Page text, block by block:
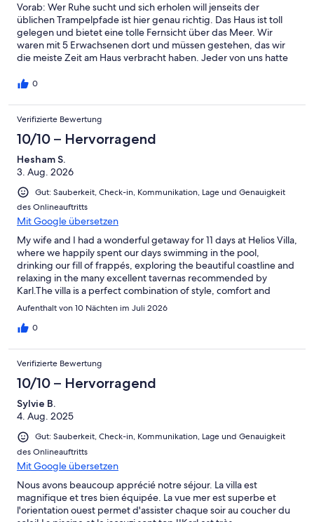
Vorab: Wer Ruhe sucht und sich erholen will jenseits der
üblichen Trampelpfade ist hier genau richtig. Das Haus ist toll
gelegen und bietet eine tolle Fernsicht über das Meer. Wir
waren mit 5 Erwachsenen dort und müssen gestehen, das wir
die meiste Zeit am Haus verbracht haben. Jeder von uns hatte
uns dann von Ioanna bekochen lassen. Sie bereitet auf Wunsch
zu Abend gegessen und den Sonnenuntergang genossen. Es
hat uns an nichts gefehlt und wir sind erholt nach Hause
gekommen. Ein großes Dankeschön an Ioanna und das Team
Vorort. Wir fühlten uns immer sehr willkommen. Alles in allem ein
sehr schöner Urlaub und sicher nicht unser letzter in diesem
tollen Haus.
0
Verifizierte Bewertung
10/10 – Hervorragend
Hesham S.
3. Aug. 2026
Gut: Sauberkeit, Check-in, Kommunikation, Lage und Genauigkeit
des Onlineauftritts
Mit Google übersetzen
My wife and I had a wonderful getaway for 11 days at Helios Villa,
where we happily spent our days swimming in the pool,
drinking our fill of frappés, exploring the beautiful coastline and
relaxing in the many excellent tavernas recommended by
Karl.The villa is a perfect combination of style, comfort and
practicality. It is beautifully built, incorporating many features of
spectacular views. We made very good use of it whenever we
throughout our stay thanks to Eleni’s regular visits.The location is
particularly special. The villa is tucked away in an olive grove in
the hills near Livadia, giving it a wonderfully peaceful, off-the-
beaten-track feel, while still being within easy reach of some of
the most beautiful beaches in the area. Karl’s detailed guide to
local restaurants, cafés, beaches and other places to visit was
extremely helpful and really added to our stay.If you visit in
summer, we particularly recommend Karkatsouli Beach, which
Karl provides directions to in his guide. It has everything we
were looking for: crystal-clear water, excellent snorkelling,
sunbeds for relaxing and generally calm seas.All in all, Helios Villa
is a fantastic place to stay and a wonderful base from which to
experience the beauty, tranquillity and wildness of Western
Aufenthalt von 10 Nächten im Juli 2026
0
Verifizierte Bewertung
10/10 – Hervorragend
Sylvie B.
4. Aug. 2025
Gut: Sauberkeit, Check-in, Kommunikation, Lage und Genauigkeit
des Onlineauftritts
Mit Google übersetzen
Nous avons beaucoup apprécié notre séjour. La villa est
magnifique et tres bien équipée. La vue mer est superbe et
l'orientation ouest permet d'assister chaque soir au coucher du